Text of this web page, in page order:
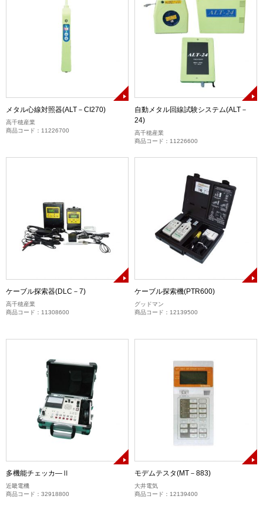
メタル心線対照器(ALT－CI270)
高千穂産業
商品コード：11226700
自動メタル回線試験システム(ALT－
24)
高千穂産業
商品コード：11226600
ケーブル探索器(DLC－7)
高千穂産業
商品コード：11308600
ケーブル探索機(PTR600)
グッドマン
商品コード：12139500
多機能チェッカ―Ⅱ
近畿電機
商品コード：32918800
モデムテスタ(MT－883)
大井電気
商品コード：12139400